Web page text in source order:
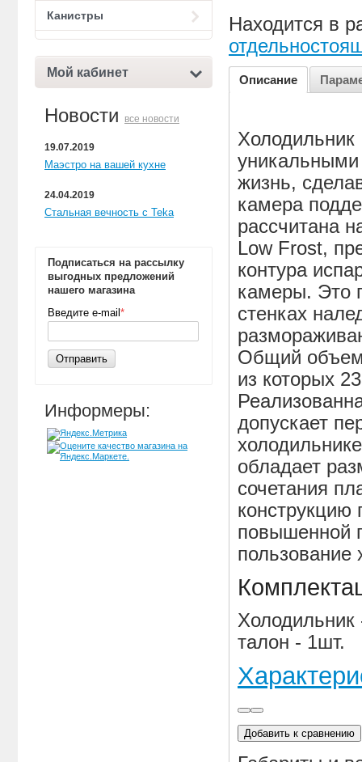
Канистры
Мой кабинет
Новости все новости
19.07.2019
Маэстро на вашей кухне
24.04.2019
Стальная вечность с Teka
Подписаться на рассылку
выгодных предложений
нашего магазина
Введите e-mail *
Отправить
Информеры:
Находится в
Описание
жизнь,
камера
рассчитана
Low Frost,
контура
камеры. Это
стенках
Общий объем
из которых
допускает
обладает
сочетания
конструкцию
повышенной
Холодильник
талон - 1шт.
Добавить к сравнению